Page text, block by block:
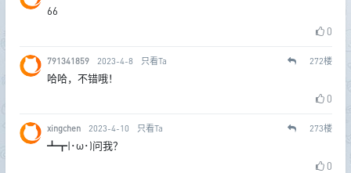
66
0
791341859 2023-4-8 只看Ta 272楼
哈哈，不错哦！
0
xingchen 2023-4-10 只看Ta 273楼
┻┳|･ω･)问我？
0